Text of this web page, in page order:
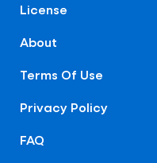
License
About
Terms Of Use
Privacy Policy
FAQ